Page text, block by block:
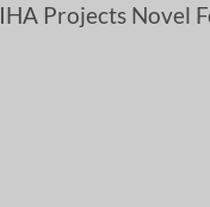
Projects Novel